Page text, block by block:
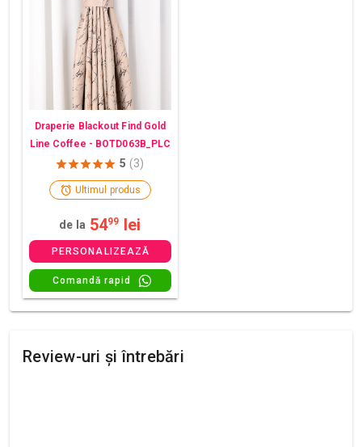
Draperie Blackout Find Gold
Line Coffee - BOTD063B_PLC
5 (3)
Ultimul produs
de la 5499 lei
PERSONALIZEAZĂ
Comandă rapid
Review-uri și întrebări